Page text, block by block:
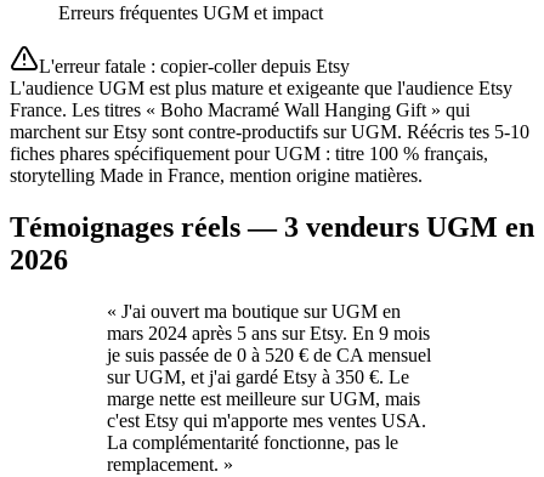
Erreurs fréquentes UGM et impact
L'erreur fatale : copier-coller depuis Etsy
L'audience UGM est plus mature et exigeante que l'audience Etsy
France. Les titres « Boho Macramé Wall Hanging Gift » qui
marchent sur Etsy sont contre-productifs sur UGM. Réécris tes 5-10
fiches phares spécifiquement pour UGM : titre 100 % français,
storytelling Made in France, mention origine matières.
Témoignages réels — 3 vendeurs UGM en
2026
« J'ai ouvert ma boutique sur UGM en
mars 2024 après 5 ans sur Etsy. En 9 mois
je suis passée de 0 à 520 € de CA mensuel
sur UGM, et j'ai gardé Etsy à 350 €. Le
marge nette est meilleure sur UGM, mais
c'est Etsy qui m'apporte mes ventes USA.
La complémentarité fonctionne, pas le
remplacement. »